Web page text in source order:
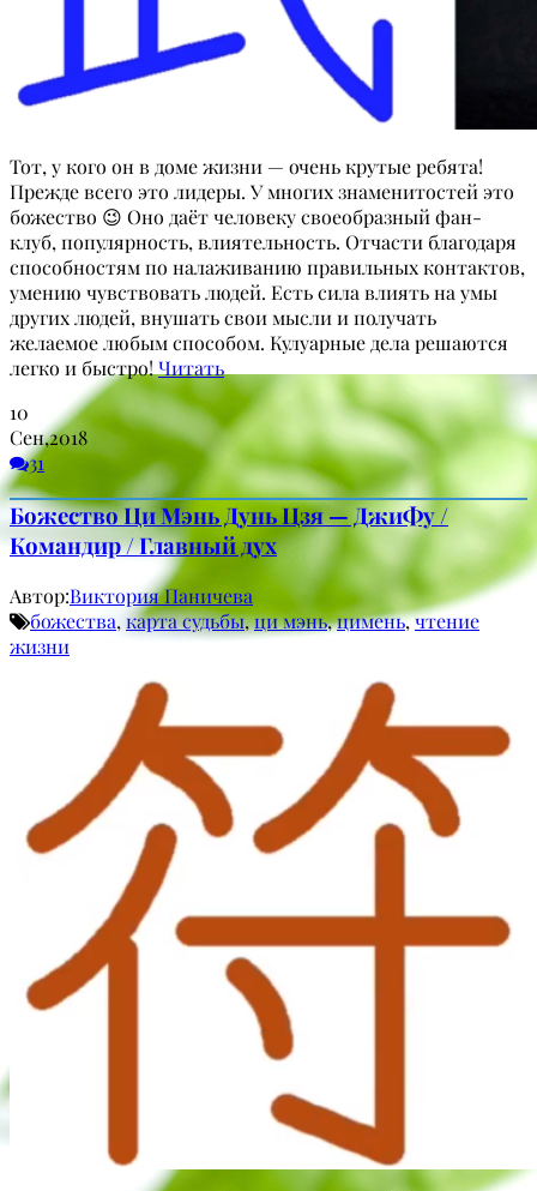
Тот, у кого он в доме жизни — очень крутые ребята!
Прежде всего это лидеры. У многих знаменитостей это
божество 😉 Оно даёт человеку своеобразный фан-
клуб, популярность, влиятельность. Отчасти благодаря
способностям по налаживанию правильных контактов,
умению чувствовать людей. Есть сила влиять на умы
других людей, внушать свои мысли и получать
желаемое любым способом. Кулуарные дела решаются
легко и быстро! Читать
10
Сен,2018
31
Божество Ци Мэнь Дунь Цзя — ДжиФу /
Командир / Главный дух
Автор:Виктория Паничева
божества, карта судьбы,ци мэнь,цимень,чтение
жизни